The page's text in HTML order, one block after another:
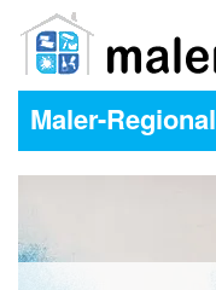
Maler-Regional